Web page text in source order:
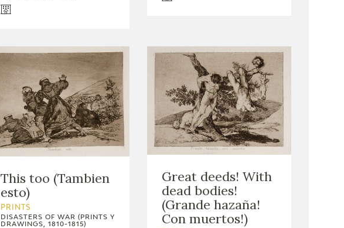
This too (Tambien
esto)
PRINTS
DISASTERS OF WAR (PRINTS Y
DRAWINGS, 1810-1815)
Great deeds! With
dead bodies!
(Grande hazaña!
Con muertos!)